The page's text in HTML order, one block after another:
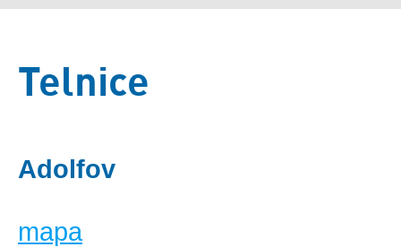
Telnice
Adolfov
mapa